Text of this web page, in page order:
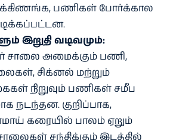
பணிகள் போர்க்கால
இறுதி வடிவமும்:
சாலை அமைக்கும் பணி,
சிக்னல் மற்றும்
நிறுவும் பணிகள் சமீப
நடந்தன. குறிப்பாக,
கரையில் பாலம் ஏறும்
சந்திக்கும் இடத்தில்